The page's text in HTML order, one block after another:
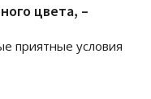
цвета, –
приятные условия